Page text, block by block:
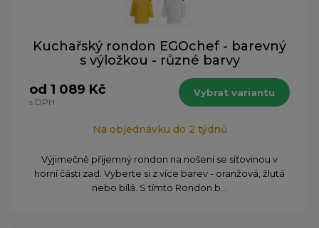
Kuchařský rondon EGOchef - barevný
s výložkou - různé barvy
od 1 089 Kč
s DPH
Vybrat variantu
Na objednávku do 2 týdnů
Výjimečně příjemný rondon na nošení se síťovinou v
horní části zad. Vyberte si z více barev - oranžová, žlutá
nebo bílá. S tímto Rondon b...